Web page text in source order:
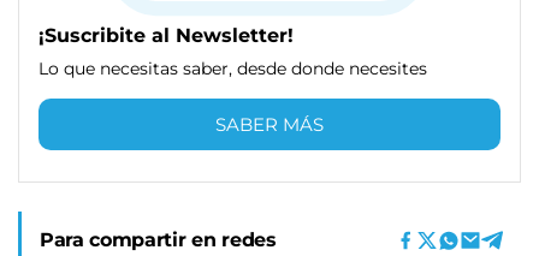
¡Suscribite al Newsletter!
Lo que necesitas saber, desde donde necesites
SABER MÁS
Para compartir en redes